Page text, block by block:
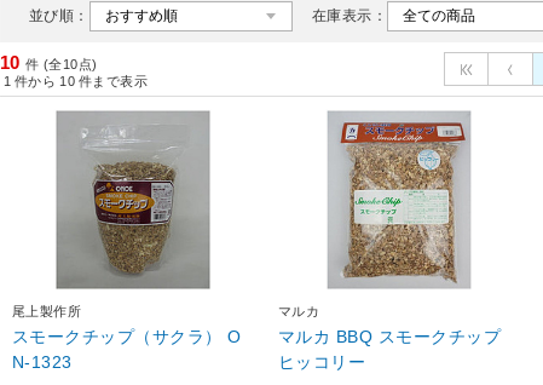
並び順： 在庫表示：
10 件 (全10点)
1 件から 10 件まで表示
尾上製作所
スモークチップ（サクラ） O
N-1323
マルカ
マルカ BBQ スモークチップ
ヒッコリー